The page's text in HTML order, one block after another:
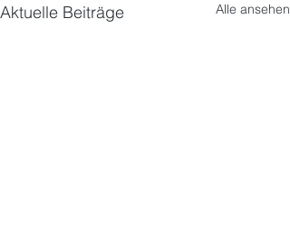
Aktuelle Beiträge Alle ansehen